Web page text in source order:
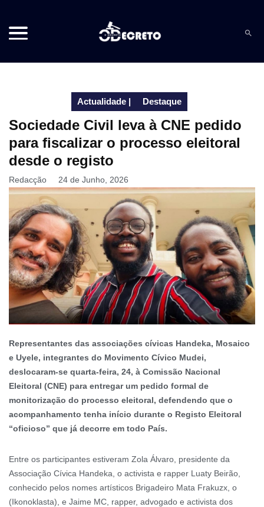
Actualidade| Destaque
Sociedade Civil leva à CNE pedido
para fiscalizar o processo eleitoral
desde o registo
Redacção 24 de Junho, 2026
Representantes das associações cívicas Handeka, Mosaico
e Uyele, integrantes do Movimento Cívico Mudei,
deslocaram-se quarta-feira, 24, à Comissão Nacional
Eleitoral (CNE) para entregar um pedido formal de
monitorização do processo eleitoral, defendendo que o
acompanhamento tenha início durante o Registo Eleitoral
“oficioso” que já decorre em todo País.
Entre os participantes estiveram Zola Álvaro, presidente da
Associação Cívica Handeka, o activista e rapper Luaty Beirão,
conhecido pelos nomes artísticos Brigadeiro Mata Frakuzx, o
(Ikonoklasta), e Jaime MC, rapper, advogado e activista dos